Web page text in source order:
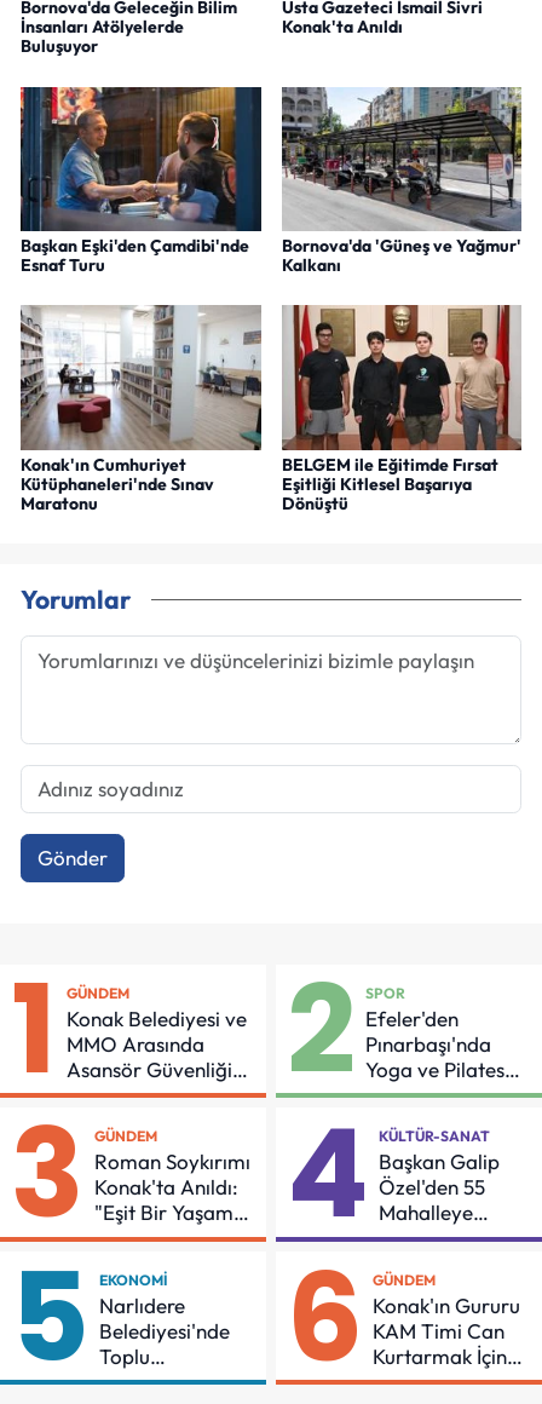
Bornova'da Geleceğin Bilim
İnsanları Atölyelerde
Buluşuyor
Usta Gazeteci İsmail Sivri
Konak'ta Anıldı
Başkan Eşki'den Çamdibi'nde
Esnaf Turu
Bornova'da 'Güneş ve Yağmur'
Kalkanı
Konak'ın Cumhuriyet
Kütüphaneleri'nde Sınav
Maratonu
BELGEM ile Eğitimde Fırsat
Eşitliği Kitlesel Başarıya
Dönüştü
Yorumlar
Gönder
1 GÜNDEM
Konak Belediyesi ve
MMO Arasında
Asansör Güvenliği
İçin Önemli Protokol
2 SPOR
Efeler'den
Pınarbaşı'nda
Yoga ve Pilates
Buluşması
3 GÜNDEM
Roman Soykırımı
Konak'ta Anıldı:
"Eşit Bir Yaşam
İçin Mücadeleyi
4 KÜLTÜR-SANAT
Başkan Galip
Özel'den 55
Mahalleye
Çocuk Şenliği
5 EKONOMI
Narlıdere
Belediyesi'nde
Toplu
Sözleşmeye
6 GÜNDEM
Konak'ın Gururu
KAM Timi Can
Kurtarmak İçin
Demir Aldı